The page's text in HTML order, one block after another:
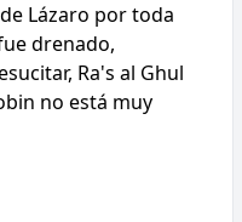
Lázaro por toda
drenado,
Ra's al Ghul
no está muy